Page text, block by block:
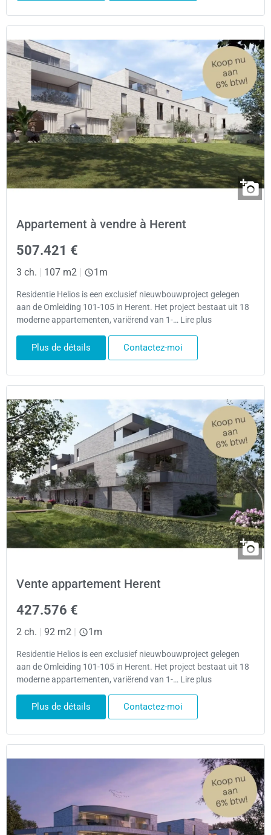
Appartement à vendre à Herent
507.421 €
3 ch. | 107 m2 | 1m
Residentie Helios is een exclusief nieuwbouwproject gelegen
aan de Omleiding 101-105 in Herent. Het project bestaat uit 18
moderne appartementen, variërend van 1-… Lire plus
Plus de détails Contactez-moi
Vente appartement Herent
427.576 €
2 ch. | 92 m2 | 1m
Residentie Helios is een exclusief nieuwbouwproject gelegen
aan de Omleiding 101-105 in Herent. Het project bestaat uit 18
moderne appartementen, variërend van 1-… Lire plus
Plus de détails Contactez-moi